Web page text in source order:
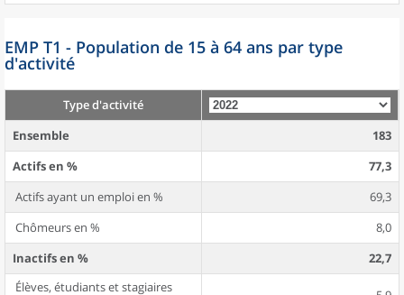
EMP T1 - Population de 15 à 64 ans par type
d'activité
Type d'activité
Ensemble
183
Actifs en %
77,3
Actifs ayant un emploi en %
69,3
Chômeurs en %
8,0
Inactifs en %
22,7
Élèves, étudiants et stagiaires